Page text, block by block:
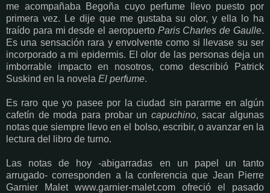
me acompañaba Begoña cuyo perfume llevo puesto por
primera vez. Le dije que me gustaba su olor, y ella lo ha
traído para mi desde el aeropuerto Paris Charles de Gaulle.
Es una sensación rara y envolvente como si llevase su ser
incorporado a mi epidermis. El olor de las personas deja un
imborrable impacto en nosotros, como describió Patrick
Suskind en la novela El perfume.
Es raro que yo pasee por la ciudad sin pararme en algún
cafetín de moda para probar un capuchino, sacar algunas
notas que siempre llevo en el bolso, escribir, o avanzar en la
lectura del libro de turno.
Las notas de hoy -abigarradas en un papel un tanto
arrugado- corresponden a la conferencia que Jean Pierre
Garnier Malet www.garnier-malet.com ofreció el pasado